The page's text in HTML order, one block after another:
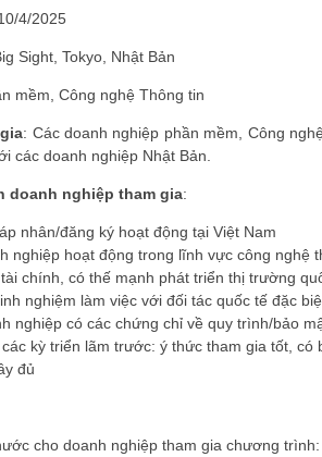
4/2025
Sight, Tokyo, Nhật Bản
mềm, Công nghệ Thông tin
: Các doanh nghiệp phần mềm, Công
các doanh nghiệp Nhật Bản.
doanh nghiệp tham gia:
nhân/đăng ký hoạt động tại Việt Nam
nghiệp hoạt động trong lĩnh vực công nghệ
chính, có thế mạnh phát triển thị trường
nghiệm làm việc với đối tác quốc tế đặc
nghiệp có các chứng chỉ về quy trình/bảo
kỳ triển lãm trước: ý thức tham gia tốt, có
đủ
cho doanh nghiệp tham gia chương